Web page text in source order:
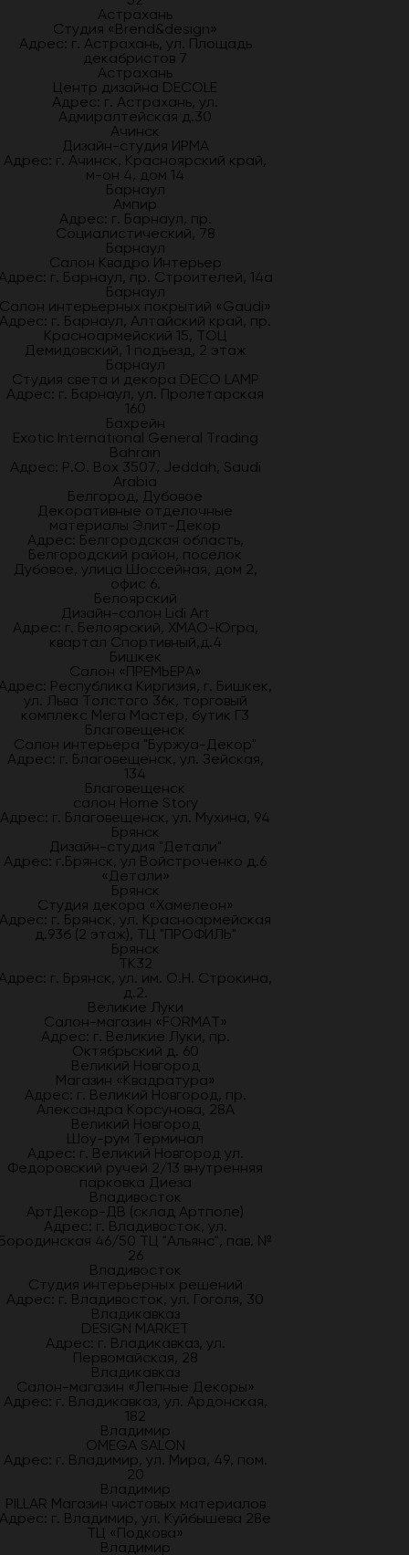
Астрахань
Студия «Brend&design»
Адрес: г. Астрахань, ул. Площадь
декабристов 7
Астрахань
Центр дизайна DECOLE
Адрес: г. Астрахань, ул.
Адмиралтейская д.30
Ачинск
Дизайн-студия ИРМА
Адрес: г. Ачинск, Красноярский край,
м-он 4, дом 14
Барнаул
Ампир
Адрес: г. Барнаул, пр.
Социалистический, 78
Барнаул
Салон Квадро Интерьер
г. Барнаул, пр. Строителей, 14а
Барнаул
Салон интерьерных покрытий «Gaudi»
Адрес: г. Барнаул, Алтайский край, пр.
Красноармейский 15, ТОЦ
Демидовский, 1 подъезд, 2 этаж
Барнаул
Студия света и декора DECO LAMP
Адрес: г. Барнаул, ул. Пролетарская
160
Бахрейн
Exotic International General Trading
Bahrain
Адрес: P.O. Box 3507, Jeddah, Saudi
Arabia
Белгород, Дубовое
Декоративные отделочные
материалы Элит-Декор
Адрес: Белгородская область,
Белгородский район, посёлок
Дубовое, улица Шоссейная, дом 2,
офис 6.
Белоярский
Дизайн-салон Lidi Art
Адрес: г. Белоярский, ХМАО-Югра,
квартал Спортивный,д.4
Бишкек
Салон «ПРЕМЬЕРА»
Республика Киргизия, г. Бишкек,
ул. Льва Толстого 36к, торговый
комплекс Мега Мастер, бутик Г3
Благовещенск
Салон интерьера "Буржуа-Декор"
Адрес: г. Благовещенск, ул. Зейская,
134
Благовещенск
салон Home Story
Адрес: г. Благовещенск, ул. Мухина, 94
Брянск
Дизайн-студия "Детали"
Адрес: г.Брянск, ул Войстроченко д.6
«Детали»
Брянск
Студия декора «Хамелеон»
Адрес: г. Брянск, ул. Красноармейская
д.93б (2 этаж), ТЦ "ПРОФИЛЬ"
Брянск
ТК32
г. Брянск, ул. им. О.Н. Строкина,
д.2.
Великие Луки
Салон-магазин «FORMAT»
Адрес: г. Великие Луки, пр.
Октябрьский д. 60
Великий Новгород
Магазин «Квадратура»
Адрес: г. Великий Новгород, пр.
Александра Корсунова, 28А
Великий Новгород
Шоу-рум Терминал
Адрес: г. Великий Новгород ул.
Федоровский ручей 2/13 внутренняя
парковка Диеза
Владивосток
АртДекор-ДВ (склад Артполе)
Адрес: г. Владивосток, ул.
46/50 ТЦ "Альянс", пав. №
26
Владивосток
Студия интерьерных решений
Адрес: г. Владивосток, ул. Гоголя, 30
Владикавказ
DESIGN MARKET
Адрес: г. Владикавказ, ул.
Первомайская, 28
Владикавказ
Салон-магазин «Лепные Декоры»
Адрес: г. Владикавказ, ул. Ардонская,
182
Владимир
OMEGA SALON
Адрес: г. Владимир, ул. Мира, 49, пом.
20
Владимир
PILLAR Магазин чистовых материалов
Адрес: г. Владимир, ул. Куйбышева 28е
ТЦ «Подкова»
Владимир